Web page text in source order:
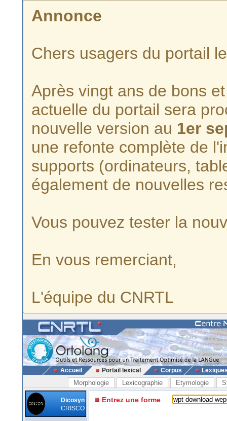
Annonce
Chers usagers du portail
Après vingt ans de bons
actuelle du portail sera
nouvelle version au 1er
une refonte complète de
supports (ordinateurs,
également de nouvelles
Vous pouvez tester la
En vous remerciant,
L'équipe du CNRTL
Accueil Portail lexical Corpus
Morphologie Lexicographie Etymologie
Dicosyn
CRISCO
Entrez une forme